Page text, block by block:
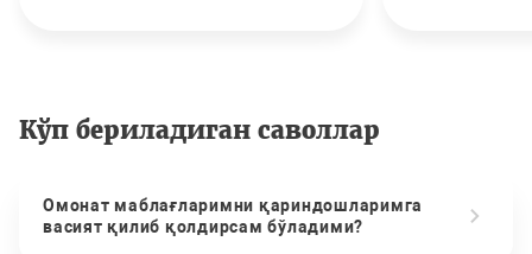
Кўп бериладиган саволлар
Омонат маблағларимни қариндошларимга
васият қилиб қолдирсам бўладими?